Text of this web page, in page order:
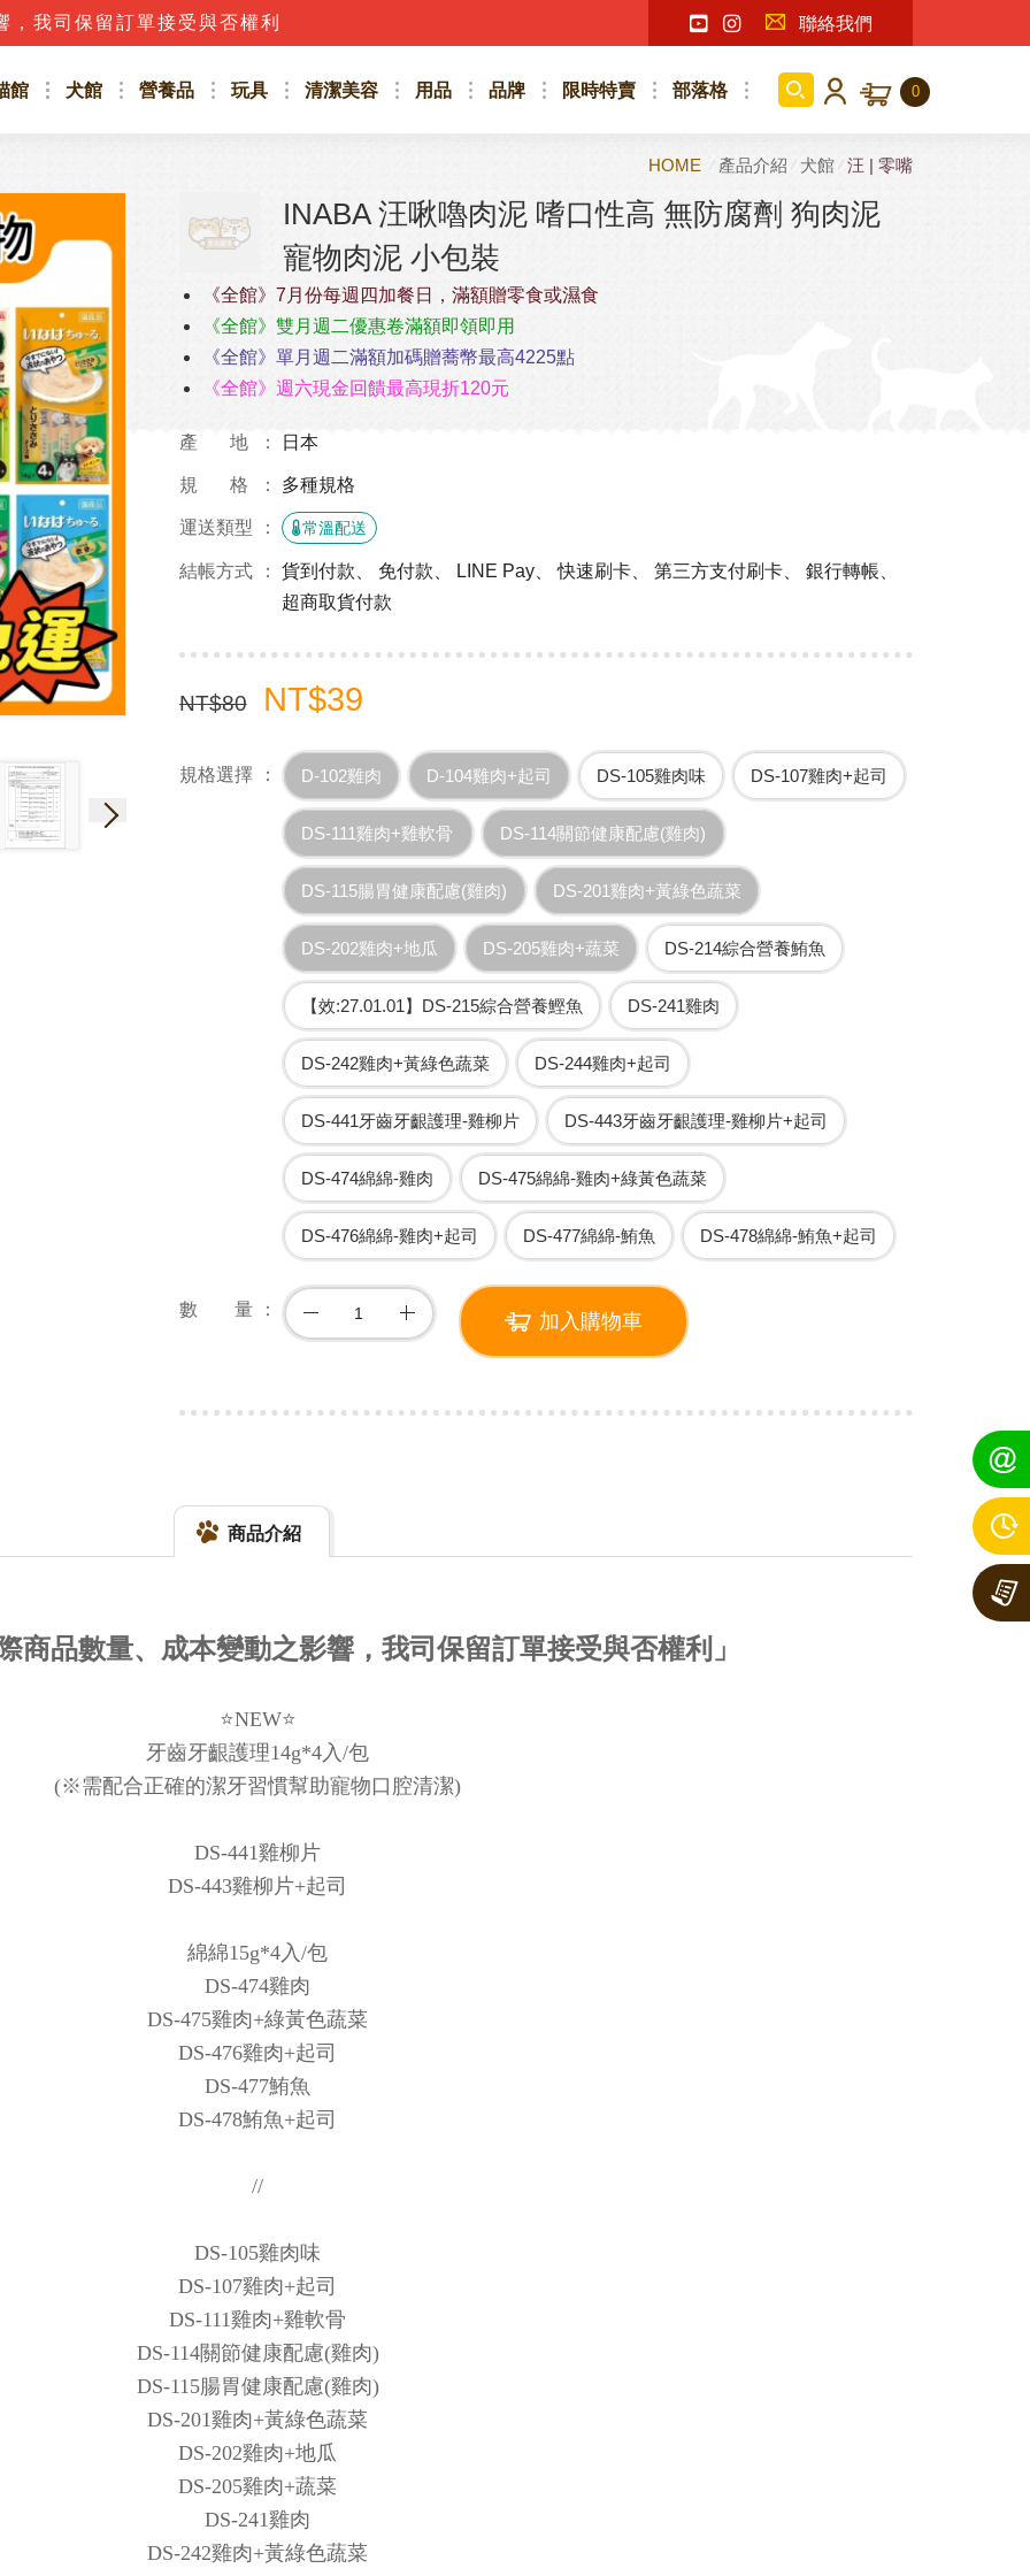
，我司保留訂單接受與否權利 聯絡我們
館 犬館 營養品 玩具 清潔美容 用品 品牌 限時特賣 部落格 0
HOME 產品介紹 犬館 汪 | 零嘴
INABA 汪啾嚕肉泥 嗜口性高 無防腐劑 狗肉泥
寵物肉泥 小包裝
《全館》7月份每週四加餐日，滿額贈零食或濕食
《全館》雙月週二優惠卷滿額即領即用
《全館》單月週二滿額加碼贈蕎幣最高4225點
《全館》週六現金回饋最高現折120元
產 地 日本
規 格 多種規格
運送類型 常溫配送
結帳方式
貨到付款、 免付款、 LINE Pay、 快速刷卡、 第三方支付刷卡、 銀行轉帳、
超商取貨付款
NT$80 NT$39
規格選擇 D-102雞肉 D-104雞肉+起司 DS-105雞肉味 DS-107雞肉+起司
DS-111雞肉+雞軟骨 DS-114關節健康配慮(雞肉)
DS-115腸胃健康配慮(雞肉) DS-201雞肉+黃綠色蔬菜
DS-202雞肉+地瓜 DS-205雞肉+蔬菜 DS-214綜合營養鮪魚
【效:27.01.01】DS-215綜合營養鰹魚 DS-241雞肉
DS-242雞肉+黃綠色蔬菜 DS-244雞肉+起司
DS-441牙齒牙齦護理-雞柳片 DS-443牙齒牙齦護理-雞柳片+起司
DS-474綿綿-雞肉 DS-475綿綿-雞肉+綠黃色蔬菜
DS-476綿綿-雞肉+起司 DS-477綿綿-鮪魚 DS-478綿綿-鮪魚+起司
數 量
加入購物車
商品介紹
商品數量、成本變動之影響，我司保留訂單接受與否權利」
⭐NEW⭐
牙齒牙齦護理14g*4入/包
(※需配合正確的潔牙習慣幫助寵物口腔清潔)
DS-441雞柳片
DS-443雞柳片+起司
綿綿15g*4入/包
DS-474雞肉
DS-475雞肉+綠黃色蔬菜
DS-476雞肉+起司
DS-477鮪魚
DS-478鮪魚+起司
//
DS-105雞肉味
DS-107雞肉+起司
DS-111雞肉+雞軟骨
DS-114關節健康配慮(雞肉)
DS-115腸胃健康配慮(雞肉)
DS-201雞肉+黃綠色蔬菜
DS-202雞肉+地瓜
DS-205雞肉+蔬菜
DS-241雞肉
DS-242雞肉+黃綠色蔬菜